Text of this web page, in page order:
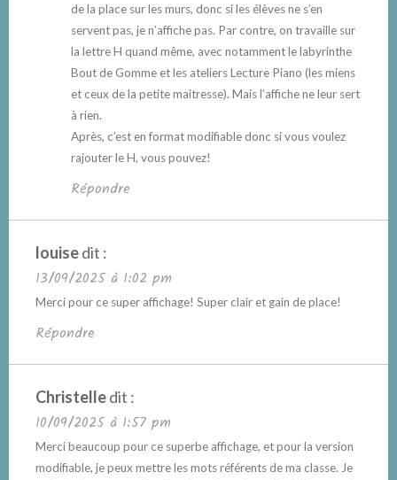
de la place sur les murs, donc si les élèves ne s’en
servent pas, je n’affiche pas. Par contre, on travaille sur
la lettre H quand même, avec notamment le labyrinthe
Bout de Gomme et les ateliers Lecture Piano (les miens
et ceux de la petite maitresse). Mais l’affiche ne leur sert
à rien.
Après, c’est en format modifiable donc si vous voulez
rajouter le H, vous pouvez!
Répondre
louisedit :
13/09/2025 à 1:02 pm
Merci pour ce super affichage! Super clair et gain de place!
Répondre
Christelledit :
10/09/2025 à 1:57 pm
Merci beaucoup pour ce superbe affichage, et pour la version
modifiable, je peux mettre les mots référents de ma classe. Je